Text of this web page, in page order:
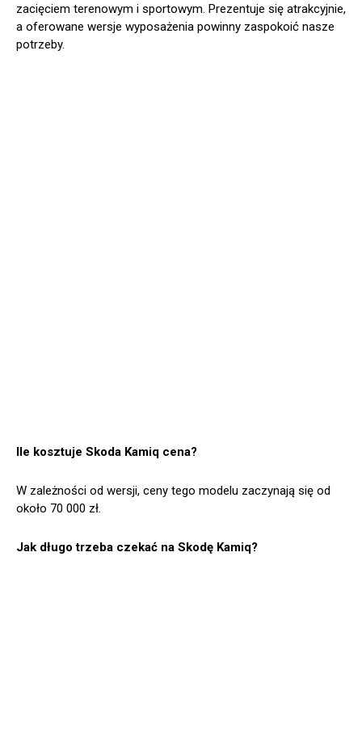
zacięciem terenowym i sportowym. Prezentuje się atrakcyjnie,
a oferowane wersje wyposażenia powinny zaspokoić nasze
potrzeby.
Ile kosztuje Skoda Kamiq cena?
W zależności od wersji, ceny tego modelu zaczynają się od
około 70 000 zł.
Jak długo trzeba czekać na Skodę Kamiq?